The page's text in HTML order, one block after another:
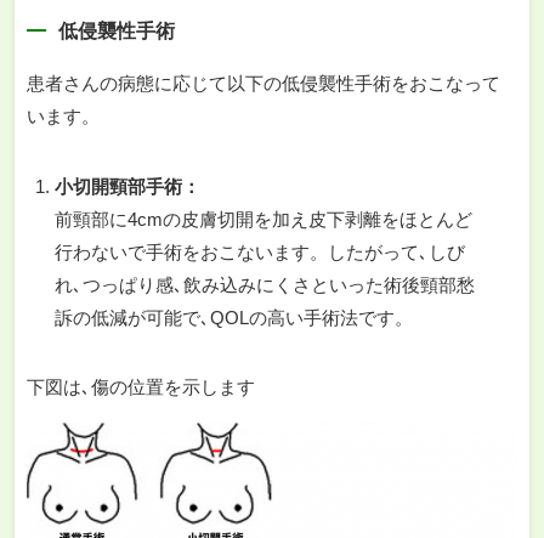
低侵襲性手術
患者さんの病態に応じて以下の低侵襲性手術をおこなって
います。
小切開頸部手術：
前頸部に4cmの皮膚切開を加え皮下剥離をほとんど
行わないで手術をおこないます。したがって､しび
れ､つっぱり感､飲み込みにくさといった術後頸部愁
訴の低減が可能で､QOLの高い手術法です。
下図は､傷の位置を示します